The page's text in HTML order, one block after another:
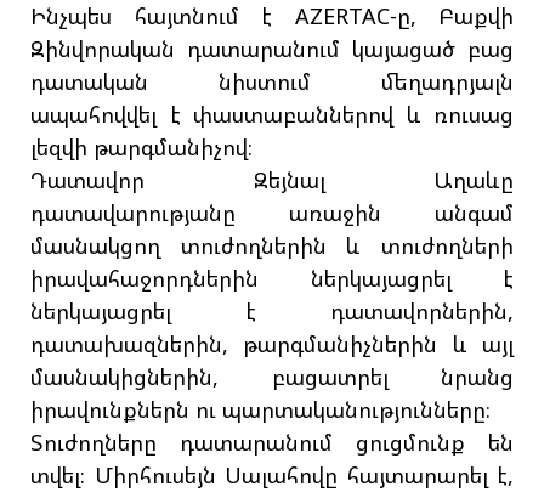
Ինչպես հայտնում է AZERTAC-ը, Բաքվի
Զինվորական դատարանում կայացած բաց
դատական նիստում մեղադրյալն
ապահովվել է փաստաբաններով և ռուսաց
լեզվի թարգմանիչով։
Դատավոր Զեյնալ Աղաևը
դատավարությանը առաջին անգամ
մասնակցող տուժողներին և տուժողների
իրավահաջորդներին ներկայացրել է
ներկայացրել է դատավորներին,
դատախազներին, թարգմանիչներին և այլ
մասնակիցներին, բացատրել նրանց
իրավունքներն ու պարտականությունները։
Տուժողները դատարանում ցուցմունք են
տվել։ Միրհուսեյն Սալահովը հայտարարել է,